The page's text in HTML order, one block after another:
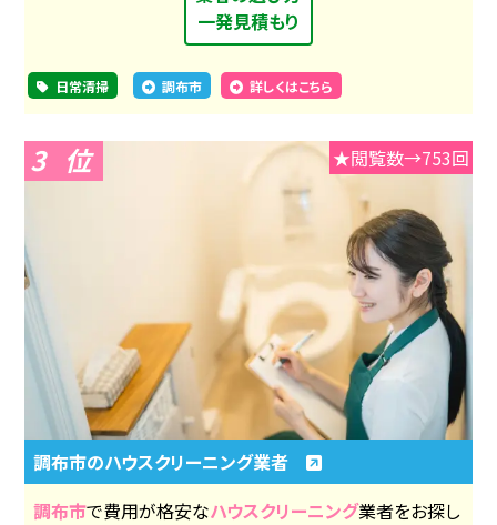
一発見積もり
日常清掃 調布市 詳しくはこちら
3 ★閲覧数→753回
調布市のハウスクリーニング業者
調布市で費用が格安なハウスクリーニング業者をお探し